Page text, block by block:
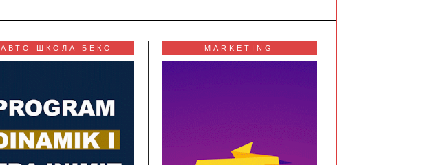
АВТО ШКОЛА БЕКО MARKETING